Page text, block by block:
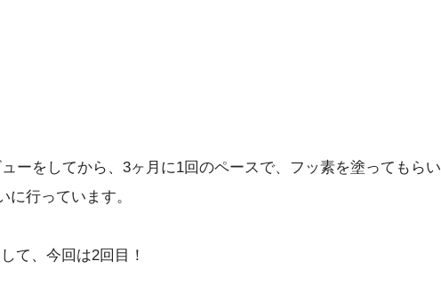
ーをしてから、3ヶ月に1回のペースで、フッ素を塗ってもらい
に行っています。
て、今回は2回目！